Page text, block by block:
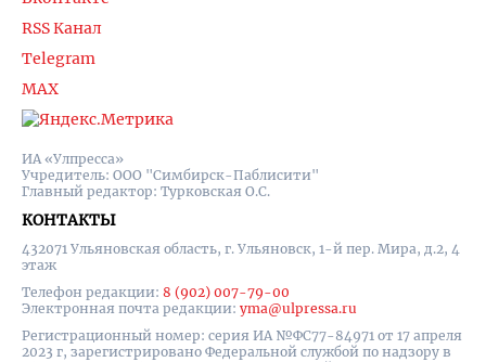
ИА «Улпресса»
Учредитель: ООО "Симбирск-Паблисити"
Главный редактор: Турковская О.С.
КОНТАКТЫ
432071 Ульяновская область, г. Ульяновск, 1-й пер. Мира, д.2, 4
этаж
Телефон редакции: 8 (902) 007-79-00
Электронная почта редакции: yma@ulpressa.ru
Регистрационный номер: серия ИА №ФС77-84971 от 17 апреля
2023 г, зарегистрировано Федеральной службой по надзору в
RSS Канал
Telegram
MAX